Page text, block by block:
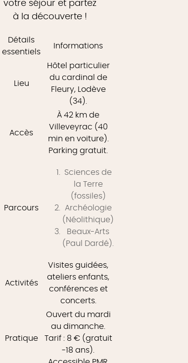
votre séjour et partez
à la découverte !
Détails
essentiels
Informations
Lieu
Hôtel particulier
du cardinal de
Fleury, Lodève
(34).
Accès
À 42 km de
Villeveyrac (40
min en voiture).
Parking gratuit.
Parcours
Sciences de
la Terre
(fossiles)
Archéologie
(Néolithique)
Beaux-Arts
(Paul Dardé).
Activités
Visites guidées,
ateliers enfants,
conférences et
concerts.
Pratique
Ouvert du mardi
au dimanche.
Tarif : 8 € (gratuit
-18 ans).